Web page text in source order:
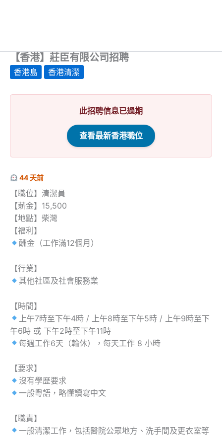
【香港】莊臣有限公司招聘
香港島 香港清潔
此招聘信息已過期
查看最新香港職位
44 天前
【職位】清潔員
【薪金】15,500
【地點】柴灣
【福利】
酬金（工作滿12個月）
【行業】
其他社區及社會服務業
【時間】
上午7時至下午4時 / 上午8時至下午5時 / 上午9時至下
午6時 或 下午2時至下午11時
每週工作6天（輪休），每天工作 8 小時
【要求】
沒有學歷要求
一般粵語，略懂讀寫中文
【職責】
一般清潔工作，包括醫院公眾地方、洗手間及更衣室等